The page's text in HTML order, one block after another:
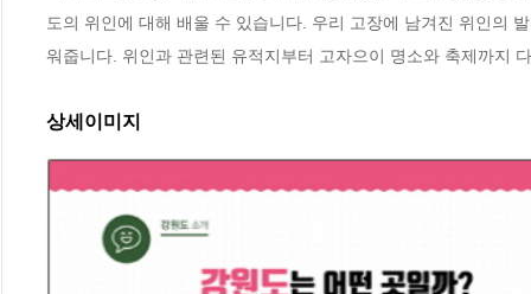
도의 위인에 대해 배울 수 있습니다. 우리 고장에 남겨진 위인의
워줍니다. 위인과 관련된 유적지부터 고자으이 명소와 축제까지
상세이미지